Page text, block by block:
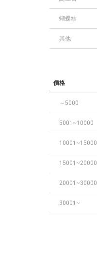
蝴蝶結
其他
價格
～5000
5001~10000
10001~15000
15001~20000
20001~30000
30001~